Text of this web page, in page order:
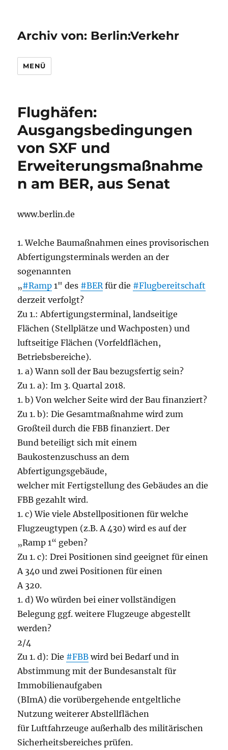
Archiv von: Berlin:Verkehr
MENÜ
Flughäfen:
Ausgangsbedingungen
von SXF und
Erweiterungsmaßnahme
n am BER, aus Senat
www.berlin.de
1. Welche Baumaßnahmen eines provisorischen
Abfertigungsterminals werden an der
sogenannten
„#Ramp 1" des #BERfür die #Flugbereitschaft
derzeit verfolgt?
Zu 1.: Abfertigungsterminal, landseitige
Flächen (Stellplätze und Wachposten) und
luftseitige Flächen (Vorfeldflächen,
Betriebsbereiche).
1. a) Wann soll der Bau bezugsfertig sein?
Zu 1. a): Im 3. Quartal 2018.
1. b) Von welcher Seite wird der Bau finanziert?
Zu 1. b): Die Gesamtmaßnahme wird zum
Großteil durch die FBB finanziert. Der
Bund beteiligt sich mit einem
Baukostenzuschuss an dem
Abfertigungsgebäude,
welcher mit Fertigstellung des Gebäudes an die
FBB gezahlt wird.
1. c) Wie viele Abstellpositionen für welche
Flugzeugtypen (z.B. A 430) wird es auf der
„Ramp 1“ geben?
Zu 1. c): Drei Positionen sind geeignet für einen
A 340 und zwei Positionen für einen
A 320.
1. d) Wo würden bei einer vollständigen
Belegung ggf. weitere Flugzeuge abgestellt
werden?
2/4
Zu 1. d): Die #FBB wird bei Bedarf und in
Abstimmung mit der Bundesanstalt für
Immobilienaufgaben
(BImA) die vorübergehende entgeltliche
Nutzung weiterer Abstellflächen
für Luftfahrzeuge außerhalb des militärischen
Sicherheitsbereiches prüfen.